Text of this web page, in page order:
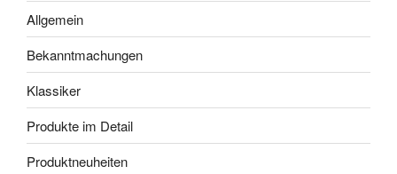
Allgemein
Bekanntmachungen
Klassiker
Produkte im Detail
Produktneuheiten